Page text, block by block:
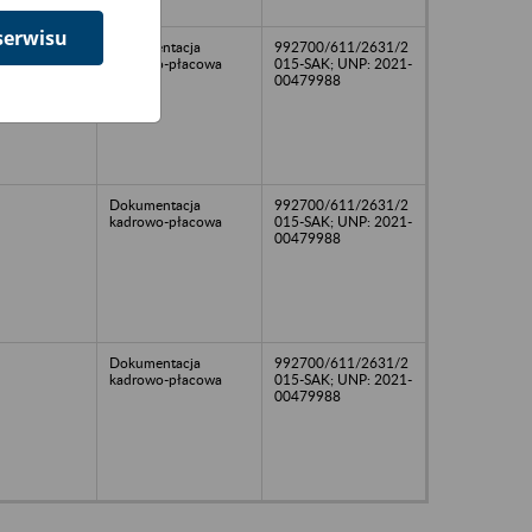
Dokumentacja
kadrowo-płacowa
992700/611/2631/2
015-SAK; UNP: 2021-
00479988
Dokumentacja
kadrowo-płacowa
992700/611/2631/2
015-SAK; UNP: 2021-
00479988
Dokumentacja
kadrowo-płacowa
992700/611/2631/2
015-SAK; UNP: 2021-
00479988